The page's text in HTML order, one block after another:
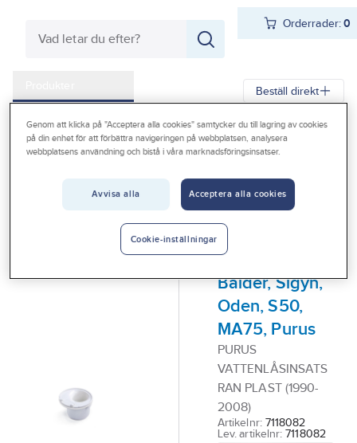
Orderrader:0
Outlet
Beställ direkt
Gelia Produkter Värme & Sanitet Inomhusavlopp
Golvbrunnar
Golvbrunnar plast
Tillbehör golvbrunnar plast, Purus
PURUS
Vattenlåsinsats
Lod, Brage,
Balder, Sigyn,
Oden, S50,
MA75, Purus
PURUS
VATTENLÅSINSATS
RAN PLAST (1990-
2008)
Artikelnr: 7118082
Lev. artikelnr: 7118082
Genom att klicka på "Acceptera alla cookies" samtycker du till lagring av cookies
på din enhet för att förbättra navigeringen på webbplatsen, analysera
webbplatsens användning och bistå i våra marknadsföringsinsatser.
Avvisa alla Acceptera alla cookies
Cookie-inställningar